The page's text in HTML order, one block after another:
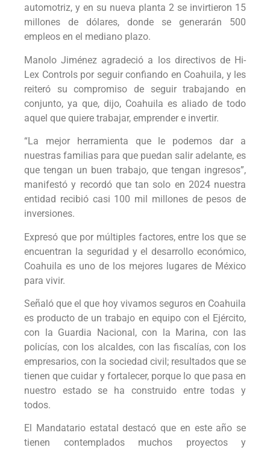
automotriz, y en su nueva planta 2 se invirtieron 15
millones de dólares, donde se generarán 500
empleos en el mediano plazo.
Manolo Jiménez agradeció a los directivos de Hi-
Lex Controls por seguir confiando en Coahuila, y les
reiteró su compromiso de seguir trabajando en
conjunto, ya que, dijo, Coahuila es aliado de todo
aquel que quiere trabajar, emprender e invertir.
“La mejor herramienta que le podemos dar a
nuestras familias para que puedan salir adelante, es
que tengan un buen trabajo, que tengan ingresos”,
manifestó y recordó que tan solo en 2024 nuestra
entidad recibió casi 100 mil millones de pesos de
inversiones.
Expresó que por múltiples factores, entre los que se
encuentran la seguridad y el desarrollo económico,
Coahuila es uno de los mejores lugares de México
para vivir.
Señaló que el que hoy vivamos seguros en Coahuila
es producto de un trabajo en equipo con el Ejército,
con la Guardia Nacional, con la Marina, con las
policías, con los alcaldes, con las fiscalías, con los
empresarios, con la sociedad civil; resultados que se
tienen que cuidar y fortalecer, porque lo que pasa en
nuestro estado se ha construido entre todas y
todos.
El Mandatario estatal destacó que en este año se
tienen contemplados muchos proyectos y